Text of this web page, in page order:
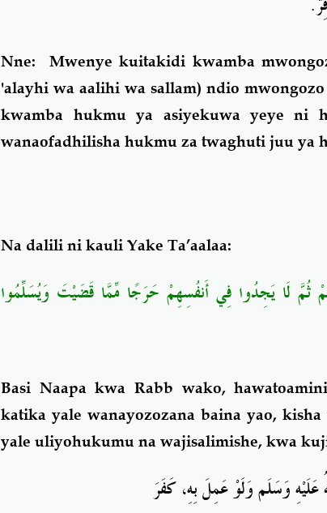
Nne: Mwenye kuitakidi kwamba
'alayhi wa aalihi wa sallam) ndio
kwamba hukmu ya asiyekuwa yeye ni
wanaofadhilisha hukmu za twaghuti juu ya
Na dalili ni kauli Yake Ta’aalaa:
ثُمَّ لَا يَجِدُوا فِي أَنفُسِهِمْ حَرَجًا مِّمَّا قَضَيْتَ وَيُسَلِّمُوا
Basi Naapa kwa Rabb wako,
katika yale wanayozozana baina yao,
yale uliyohukumu na wajisalimishe, kwa
عَلَيْهِ وَسَلَم وَلَوْ عَمِلَ بِهِ، كَفَرَ